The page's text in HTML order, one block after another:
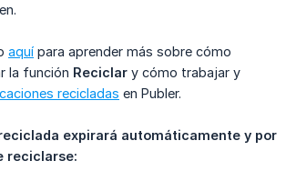
aquí para aprender más sobre cómo
la función Reciclar y cómo trabajar y
recicladas en Publer.
expirará automáticamente y por
reciclarse: